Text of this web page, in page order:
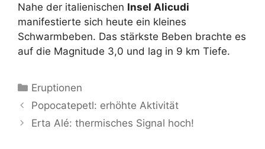
Nahe der italienischen Insel Alicudi
manifestierte sich heute ein kleines
Schwarmbeben. Das stärkste Beben brachte es
auf die Magnitude 3,0 und lag in 9 km Tiefe.
Kategorien
Eruptionen
Popocatepetl: erhöhte Aktivität
Erta Alé: thermisches Signal hoch!